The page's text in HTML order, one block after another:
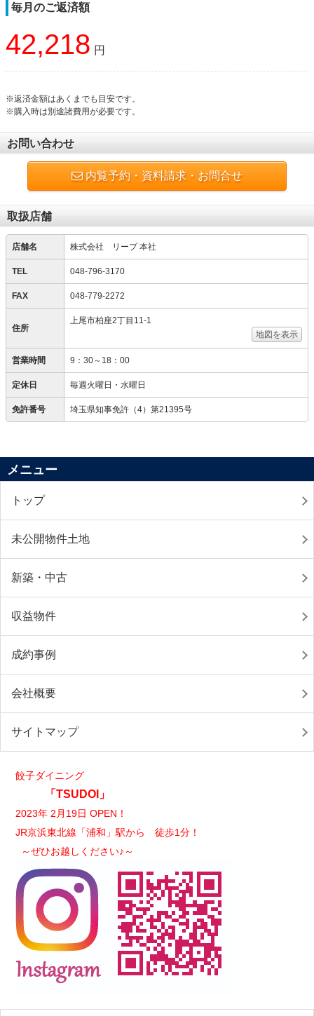
毎月のご返済額
42,218 円
※返済金額はあくまでも目安です。
※購入時は別途諸費用が必要です。
お問い合わせ
内覧予約・資料請求・お問合せ
取扱店舗
店舗名 株式会社 リープ 本社
TEL 048-796-3170
FAX 048-779-2272
住所
上尾市柏座2丁目11-1
地図を表示
営業時間 9：30～18：00
定休日 毎週火曜日・水曜日
免許番号 埼玉県知事免許（4）第21395号
メニュー
トップ
未公開物件土地
新築・中古
収益物件
成約事例
会社概要
サイトマップ
餃子ダイニング
「TSUDOI」
2023年 2月19日 OPEN！
JR京浜東北線「浦和」駅から 徒歩1分！
～ぜひお越しください♪～